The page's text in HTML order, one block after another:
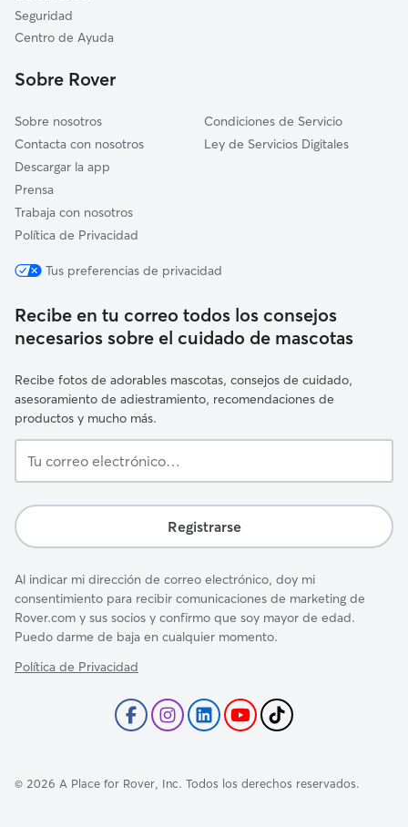
Alforja
Colldejou
Seguridad
Centro de Ayuda
Sobre Rover
Sobre nosotros
Contacta con nosotros
Descargar la app
Prensa
Trabaja con nosotros
Política de Privacidad
Condiciones de Servicio
Ley de Servicios Digitales
Tus preferencias de privacidad
Recibe en tu correo todos los consejos
necesarios sobre el cuidado de mascotas
Recibe fotos de adorables mascotas, consejos de cuidado,
asesoramiento de adiestramiento, recomendaciones de
productos y mucho más.
correo
Registrarse
Al indicar mi dirección de correo electrónico, doy mi
consentimiento para recibir comunicaciones de marketing de
Rover.com y sus socios y confirmo que soy mayor de edad.
Puedo darme de baja en cualquier momento.
Política de Privacidad
© 2026 A Place for Rover, Inc. Todos los derechos reservados.